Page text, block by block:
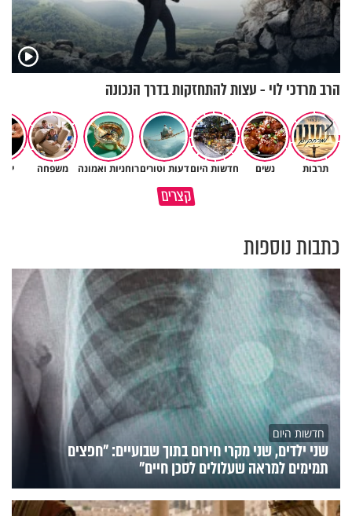
הרב מרדכי לוי - עצות להתחזקות בדרך הנכונה
תרבות נשים חדשות היוםדעות וטוריםרוחניות ואמונה משפחה
קצריםברכה או קללה? הכל בידים שלנו
איך לשלוט בסיטואציה בצורה
כתבות נוספות
חדשות היום
שני ילדים, שני מקרי חירום בתוך שבועיים: "חפצים
תמימים למראה שעלולים לסכן חיים"